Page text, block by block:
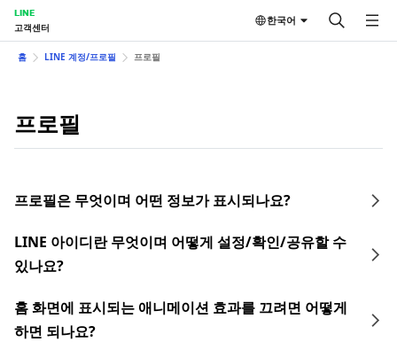
LINE
고객센터
한국어
홈 LINE 계정/프로필 프로필
프로필
프로필은 무엇이며 어떤 정보가 표시되나요?
LINE 아이디란 무엇이며 어떻게 설정/확인/공유할 수
있나요?
홈 화면에 표시되는 애니메이션 효과를 끄려면 어떻게
하면 되나요?